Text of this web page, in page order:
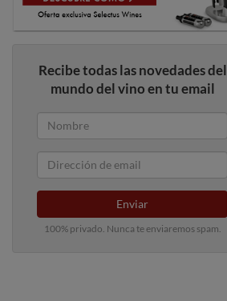
Recibe todas las novedades del
mundo del vino en tu email
Enviar
100% privado. Nunca te enviaremos spam.